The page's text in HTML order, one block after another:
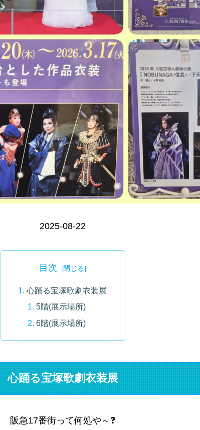
2025-08-22
目次
心踊る宝塚歌劇衣装展
5階(展示場所)
6階(展示場所)
心踊る宝塚歌劇衣装展
阪急17番街って何処や～❓